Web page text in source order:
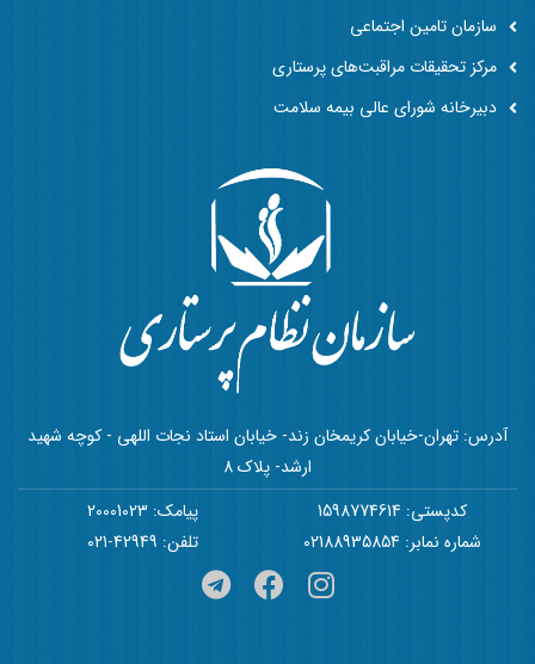
آدرس: تهران-خیابان کریمخان زند- خیابان استاد نجات اللهی - کوچه شهید
ارشد- پلاک 8
کدپستی: 1598774614
پیامک: 20001023
شماره نمابر: 02188935854
تلفن: 42949-021
سازمان تامین اجتماعی
مرکز تحقیقات مراقبت‌های پرستاری
دبیرخانه شورای عالی بیمه سلامت